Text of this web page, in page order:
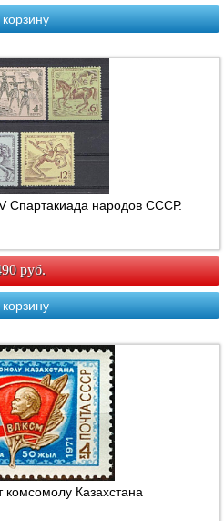
Спартакиада народов СССР.
руб.
Казахстана